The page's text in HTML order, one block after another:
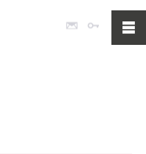
Poczta